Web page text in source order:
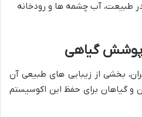
طبیعت، آب چشمه ها و رودخانه
گیاهی
بخشی از زیبایی های طبیعی آن
و گیاهان برای حفظ این اکوسیستم